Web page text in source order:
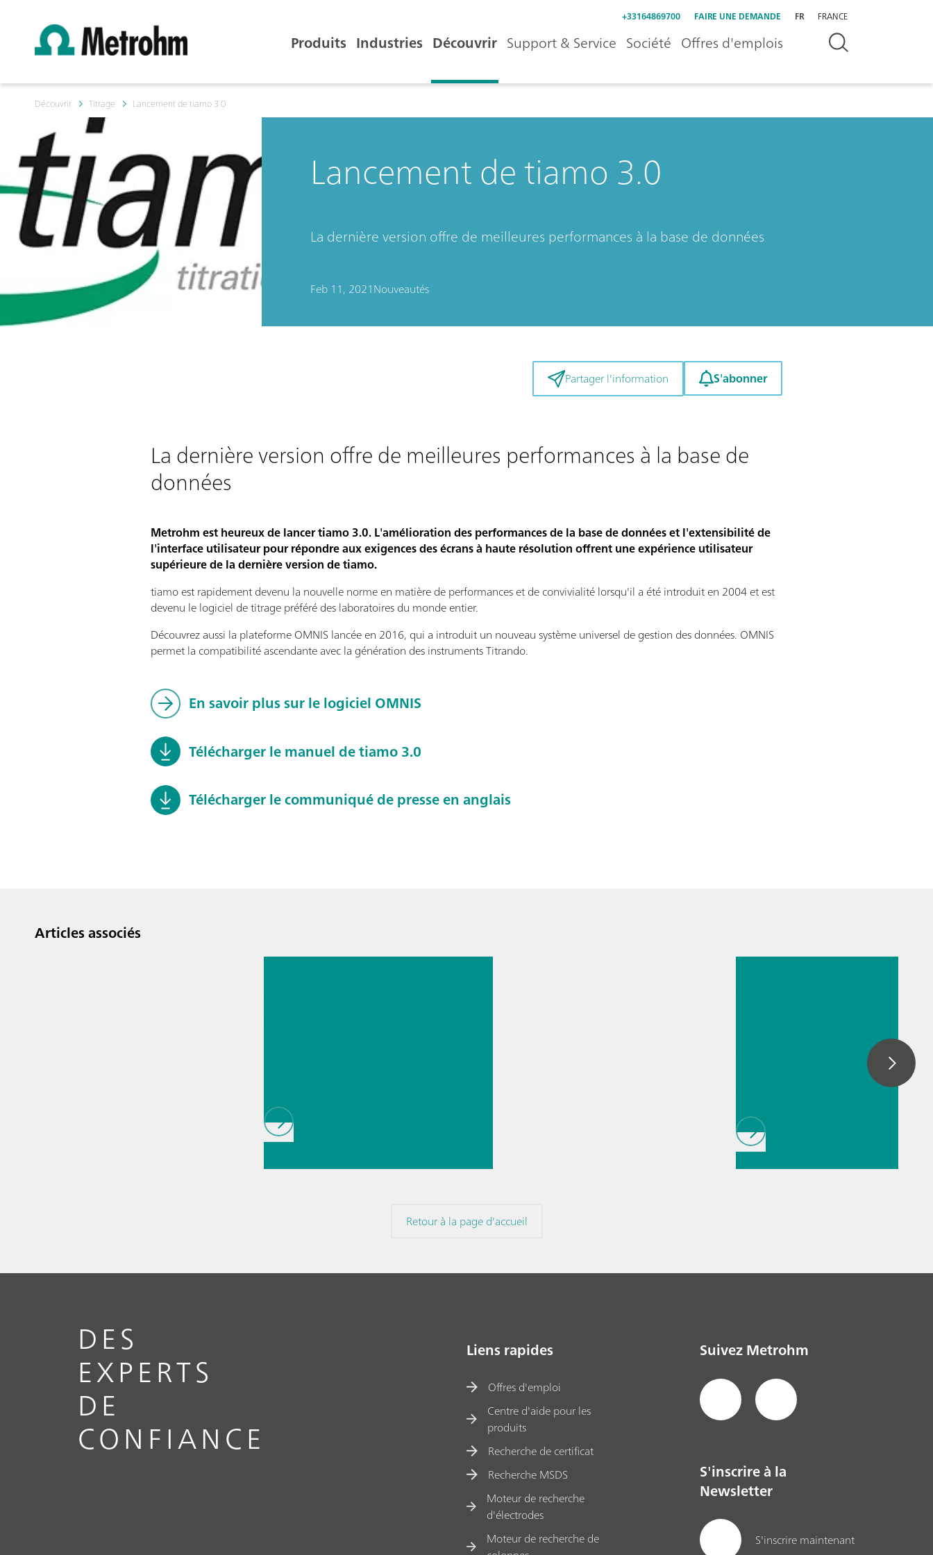
+33164869700 FAIRE UNE DEMANDE FR FRANCE
Produits Industries Découvrir Support & Service Société Offres d'emplois
Découvrir Titrage Lancement de tiamo 3.0
Lancement de tiamo 3.0
La dernière version offre de meilleures performances à la base de données
Feb 11, 2021Nouveautés
Partager l'information S'abonner
La dernière version offre de meilleures performances à la base de
données
Metrohm est heureux de lancer tiamo 3.0. L'amélioration des performances de la base de données et l'extensibilité de
l'interface utilisateur pour répondre aux exigences des écrans à haute résolution offrent une expérience utilisateur
supérieure de la dernière version de tiamo.
tiamo est rapidement devenu la nouvelle norme en matière de performances et de convivialité lorsqu'il a été introduit en 2004 et est
devenu le logiciel de titrage préféré des laboratoires du monde entier.
Découvrez aussi la plateforme OMNIS lancée en 2016, qui a introduit un nouveau système universel de gestion des données. OMNIS
permet la compatibilité ascendante avec la génération des instruments Titrando.
En savoir plus sur le logiciel OMNIS
Télécharger le manuel de tiamo 3.0
Télécharger le communiqué de presse en anglais
Articles associés
// Article
Spectroscopie Proche
// Article
Spectroélectrochimie
Retour à la page d'accueil
DES
EXPERTS
DE
CONFIANCE
Liens rapides
Offres d'emploi
Centre d'aide pour les
produits
Recherche de certificat
Recherche MSDS
Moteur de recherche
d'électrodes
Moteur de recherche de
Suivez Metrohm
S'inscrire à la
Newsletter
S'inscrire maintenant